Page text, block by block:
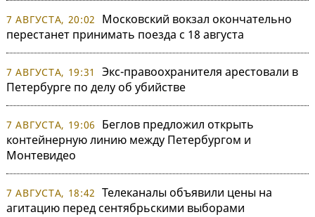
7 АВГУСТА, 20:02
Московский вокзал окончательно
перестанет принимать поезда с 18 августа
7 АВГУСТА, 19:31
Экс-правоохранителя арестовали в
Петербурге по делу об убийстве
7 АВГУСТА, 19:06
Беглов предложил открыть
контейнерную линию между Петербургом и
Монтевидео
7 АВГУСТА, 18:42 Телеканалы объявили цены на
агитацию перед сентябрьскими выборами